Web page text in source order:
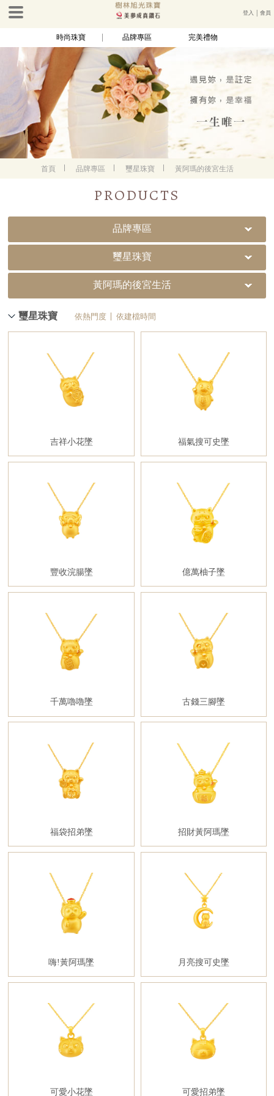
登入 │會員
時尚珠寶 品牌專區 完美禮物
首頁 品牌專區 璽星珠寶 黃阿瑪的後宮生活
PRODUCTS
品牌專區
璽星珠寶
黃阿瑪的後宮生活
璽星珠寶 依熱門度 依建檔時間
吉祥小花墜 福氣搜可史墜
豐收浣腸墜 億萬柚子墜
千萬嚕嚕墜 古錢三腳墜
福袋招弟墜 招財黃阿瑪墜
嗨!黃阿瑪墜 月亮搜可史墜
可愛小花墜 可愛招弟墜